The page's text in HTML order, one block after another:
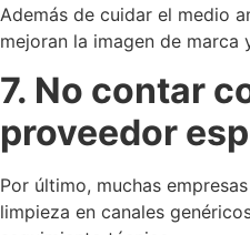
Además de cuidar el medio
mejoran la imagen de
7. No contar
proveedor
Por último, muchas
limpieza en canales